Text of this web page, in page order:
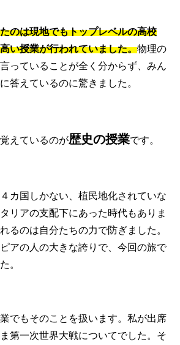
のは現地でもトップレベルの高校
い授業が行われていました。物理の
っていることが全く分からず、みん
答えているのに驚きました。
えているのが歴史の授業です。
カ国しかない、植民地化されていな
リアの支配下にあった時代もありま
るのは自分たちの力で防ぎました。
アの人の大きな誇りで、今回の旅で
。
でもそのことを扱います。私が出席
第一次世界大戦についてでした。そ